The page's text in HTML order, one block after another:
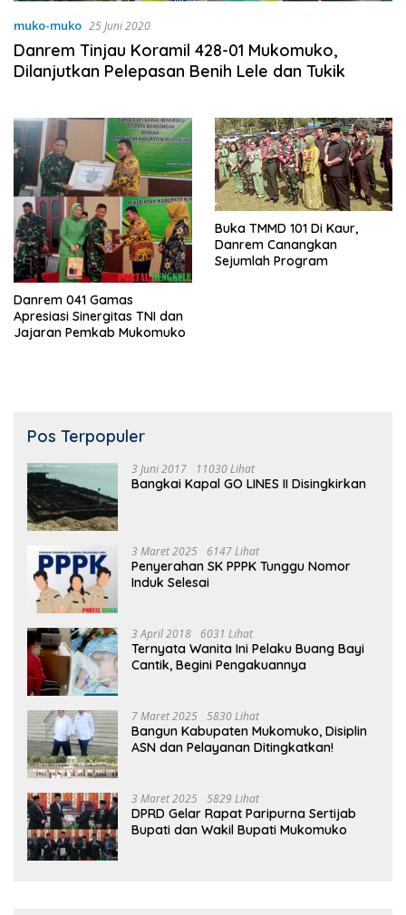
muko-muko 25 Juni 2020
Danrem Tinjau Koramil 428-01 Mukomuko,
Dilanjutkan Pelepasan Benih Lele dan Tukik
Danrem 041 Gamas
Apresiasi Sinergitas TNI dan
Jajaran Pemkab Mukomuko
Buka TMMD 101 Di Kaur,
Danrem Canangkan
Sejumlah Program
Pos Terpopuler
3 Juni 2017 11030 Lihat
Bangkai Kapal GO LINES II Disingkirkan
3 Maret 2025 6147 Lihat
Penyerahan SK PPPK Tunggu Nomor
Induk Selesai
3 April 2018 6031 Lihat
Ternyata Wanita Ini Pelaku Buang Bayi
Cantik, Begini Pengakuannya
7 Maret 2025 5830 Lihat
Bangun Kabupaten Mukomuko, Disiplin
ASN dan Pelayanan Ditingkatkan!
3 Maret 2025 5829 Lihat
DPRD Gelar Rapat Paripurna Sertijab
Bupati dan Wakil Bupati Mukomuko